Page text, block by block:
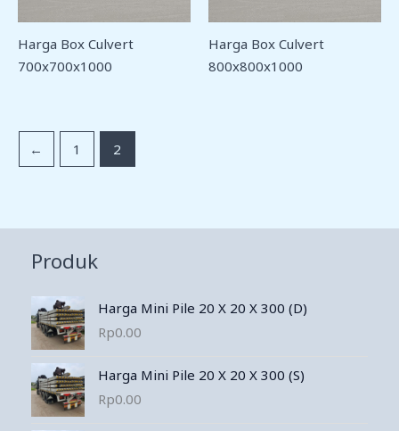
Harga Box Culvert
700x700x1000
Harga Box Culvert
800x800x1000
← 1 2
Produk
Harga Mini Pile 20 X 20 X 300 (D)
Rp0.00
Harga Mini Pile 20 X 20 X 300 (S)
Rp0.00